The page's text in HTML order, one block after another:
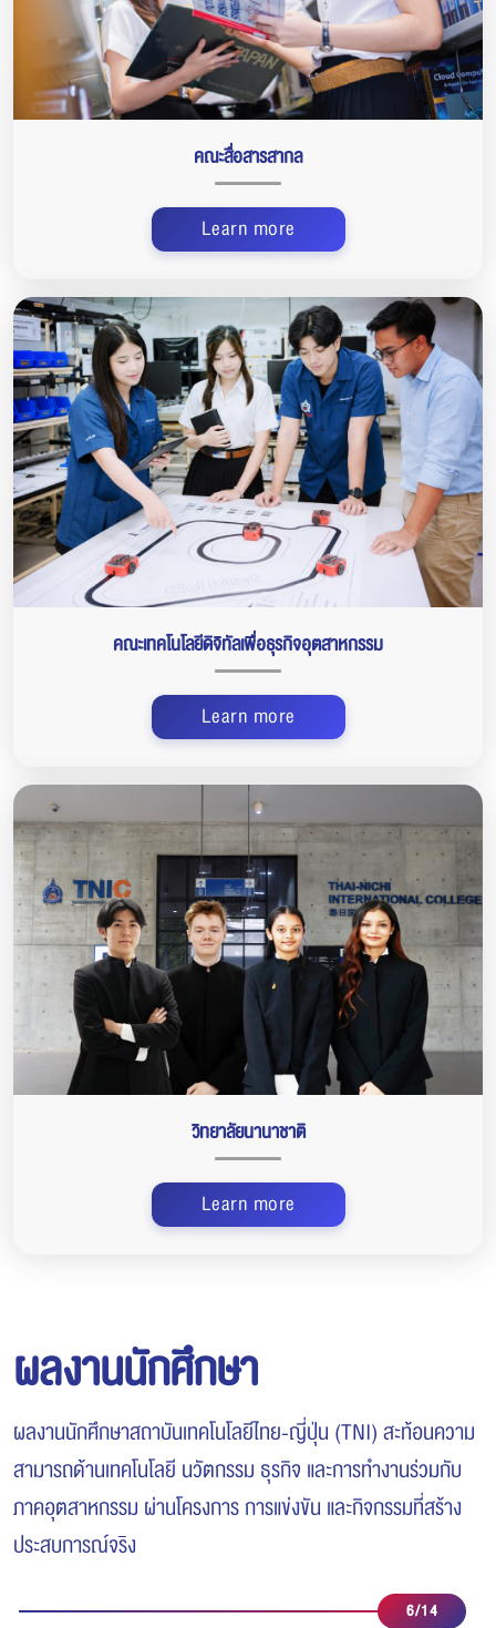
คณะสื่อสารสากล
Learn more
คณะเทคโนโลยีดิจิทัลเพื่อธุรกิจอุตสาหกรรม
Learn more
วิทยาลัยนานาชาติ
Learn more
ผลงานนักศึกษา
ผลงานนักศึกษาสถาบันเทคโนโลยีไทย-ญี่ปุ่น (TNI) สะท้อนความ
สามารถด้านเทคโนโลยี นวัตกรรม ธุรกิจ และการทำงานร่วมกับ
ภาคอุตสาหกรรม ผ่านโครงการ การแข่งขัน และกิจกรรมที่สร้าง
ประสบการณ์จริง
7/14